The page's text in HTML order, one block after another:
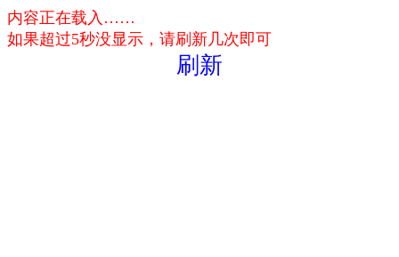
内容正在载入……
如果超过5秒没显示，请刷新几次即可
刷新